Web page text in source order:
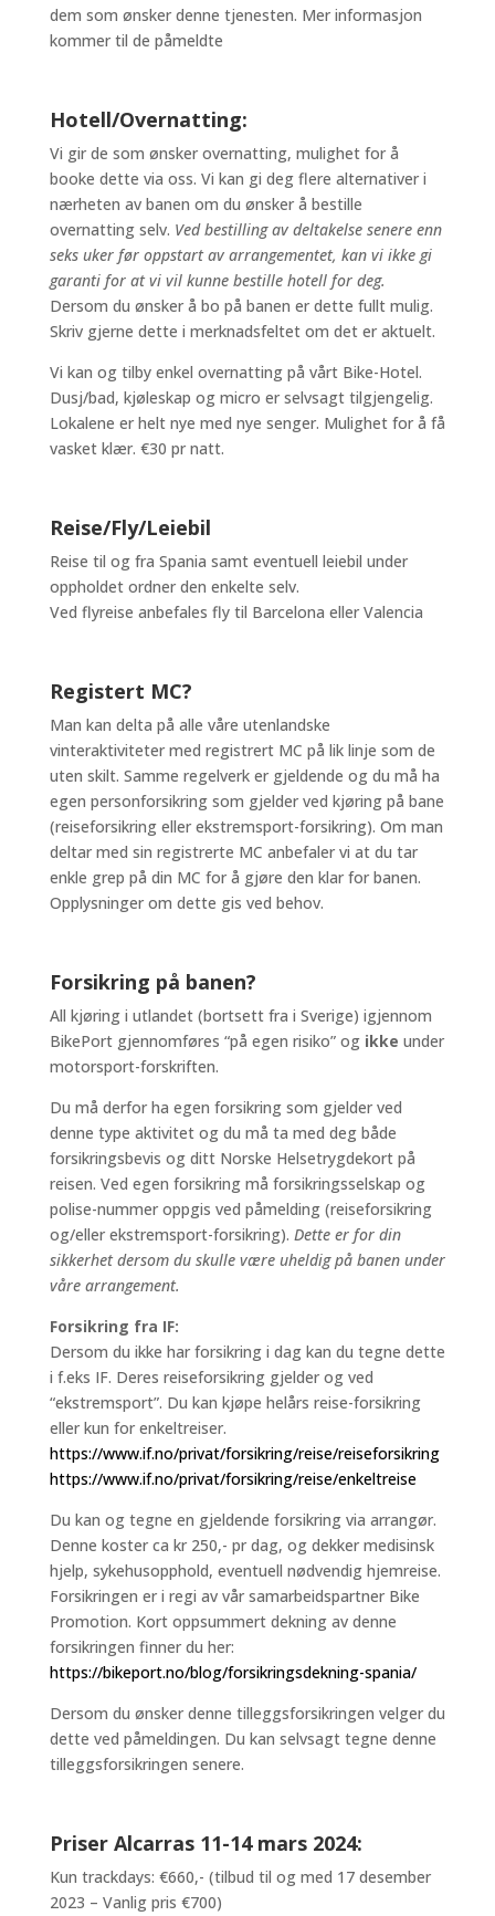
dem som ønsker denne tjenesten. Mer informasjon
kommer til de påmeldte
Hotell/Overnatting:
Vi gir de som ønsker overnatting, mulighet for å
booke dette via oss. Vi kan gi deg flere alternativer i
nærheten av banen om du ønsker å bestille
overnatting selv. Ved bestilling av deltakelse senere enn
seks uker før oppstart av arrangementet, kan vi ikke gi
garanti for at vi vil kunne bestille hotell for deg.
Dersom du ønsker å bo på banen er dette fullt mulig.
Skriv gjerne dette i merknadsfeltet om det er aktuelt.
Vi kan og tilby enkel overnatting på vårt Bike-Hotel.
Dusj/bad, kjøleskap og micro er selvsagt tilgjengelig.
Lokalene er helt nye med nye senger. Mulighet for å få
vasket klær. €30 pr natt.
Reise/Fly/Leiebil
Reise til og fra Spania samt eventuell leiebil under
oppholdet ordner den enkelte selv.
Ved flyreise anbefales fly til Barcelona eller Valencia
Registert MC?
Man kan delta på alle våre utenlandske
vinteraktiviteter med registrert MC på lik linje som de
uten skilt. Samme regelverk er gjeldende og du må ha
egen personforsikring som gjelder ved kjøring på bane
(reiseforsikring eller ekstremsport-forsikring). Om man
deltar med sin registrerte MC anbefaler vi at du tar
enkle grep på din MC for å gjøre den klar for banen.
Opplysninger om dette gis ved behov.
Forsikring på banen?
All kjøring i utlandet (bortsett fra i Sverige) igjennom
BikePort gjennomføres “på egen risiko” og ikke under
motorsport-forskriften.
Du må derfor ha egen forsikring som gjelder ved
denne type aktivitet og du må ta med deg både
forsikringsbevis og ditt Norske Helsetrygdekort på
reisen. Ved egen forsikring må forsikringsselskap og
polise-nummer oppgis ved påmelding (reiseforsikring
og/eller ekstremsport-forsikring). Dette er for din
sikkerhet dersom du skulle være uheldig på banen under
våre arrangement.
Forsikring fra IF:
Dersom du ikke har forsikring i dag kan du tegne dette
i f.eks IF. Deres reiseforsikring gjelder og ved
“ekstremsport”. Du kan kjøpe helårs reise-forsikring
eller kun for enkeltreiser.
https://www.if.no/privat/forsikring/reise/reiseforsikring
https://www.if.no/privat/forsikring/reise/enkeltreise
Du kan og tegne en gjeldende forsikring via arrangør.
Denne koster ca kr 250,- pr dag, og dekker medisinsk
hjelp, sykehusopphold, eventuell nødvendig hjemreise.
Forsikringen er i regi av vår samarbeidspartner Bike
Promotion. Kort oppsummert dekning av denne
forsikringen finner du her:
https://bikeport.no/blog/forsikringsdekning-spania/
Dersom du ønsker denne tilleggsforsikringen velger du
dette ved påmeldingen. Du kan selvsagt tegne denne
tilleggsforsikringen senere.
Priser Alcarras 11-14 mars 2024:
Kun trackdays: €660,- (tilbud til og med 17 desember
2023 – Vanlig pris €700)